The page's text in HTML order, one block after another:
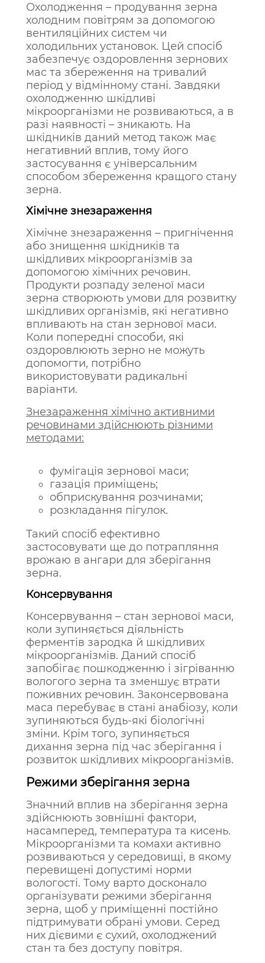
Охолодження – продування зерна
холодним повітрям за допомогою
вентиляційних систем чи
холодильних установок. Цей спосіб
забезпечує оздоровлення зернових
мас та збереження на тривалий
період у відмінному стані. Завдяки
охолодженню шкідливі
мікроорганізми не розвиваються, а в
разі наявності – зникають. На
шкідників даний метод також має
негативний вплив, тому його
застосування є універсальним
способом збереження кращого стану
зерна.
Хімічне знезараження
Хімічне знезараження – пригнічення
або знищення шкідників та
шкідливих мікроорганізмів за
допомогою хімічних речовин.
Продукти розпаду зеленої маси
зерна створюють умови для розвитку
шкідливих організмів, які негативно
впливають на стан зернової маси.
Коли попередні способи, які
оздоровлюють зерно не можуть
допомогти, потрібно
використовувати радикальні
варіанти.
Знезараження хімічно активними
речовинами здійснюють різними
методами:
фумігація зернової маси;
газація приміщень;
обприскування розчинами;
розкладання пігулок.
Такий спосіб ефективно
застосовувати ще до потрапляння
врожаю в ангари для зберігання
зерна.
Консервування
Консервування – стан зернової маси,
коли зупиняється діяльність
ферментів зародка й шкідливих
мікроорганізмів. Даний спосіб
запобігає пошкодженню і зігріванню
вологого зерна та зменшує втрати
поживних речовин. Законсервована
маса перебуває в стані анабіозу, коли
зупиняються будь-які біологічні
зміни. Крім того, зупиняється
дихання зерна під час зберігання і
розвиток шкідливих мікроорганізмів.
Режими зберігання зерна
Значний вплив на зберігання зерна
здійснюють зовнішні фактори,
насамперед, температура та кисень.
Мікроорганізми та комахи активно
розвиваються у середовищі, в якому
перевищені допустимі норми
вологості. Тому варто досконало
організувати режими зберігання
зерна, щоб у приміщенні постійно
підтримувати обрані умови. Серед
них дієвими є сухий, охолоджений
стан та без доступу повітря.